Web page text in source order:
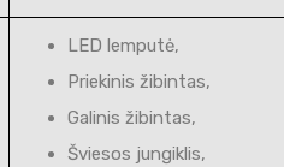
LED lemputė,
Priekinis žibintas,
Galinis žibintas,
Šviesos jungiklis,